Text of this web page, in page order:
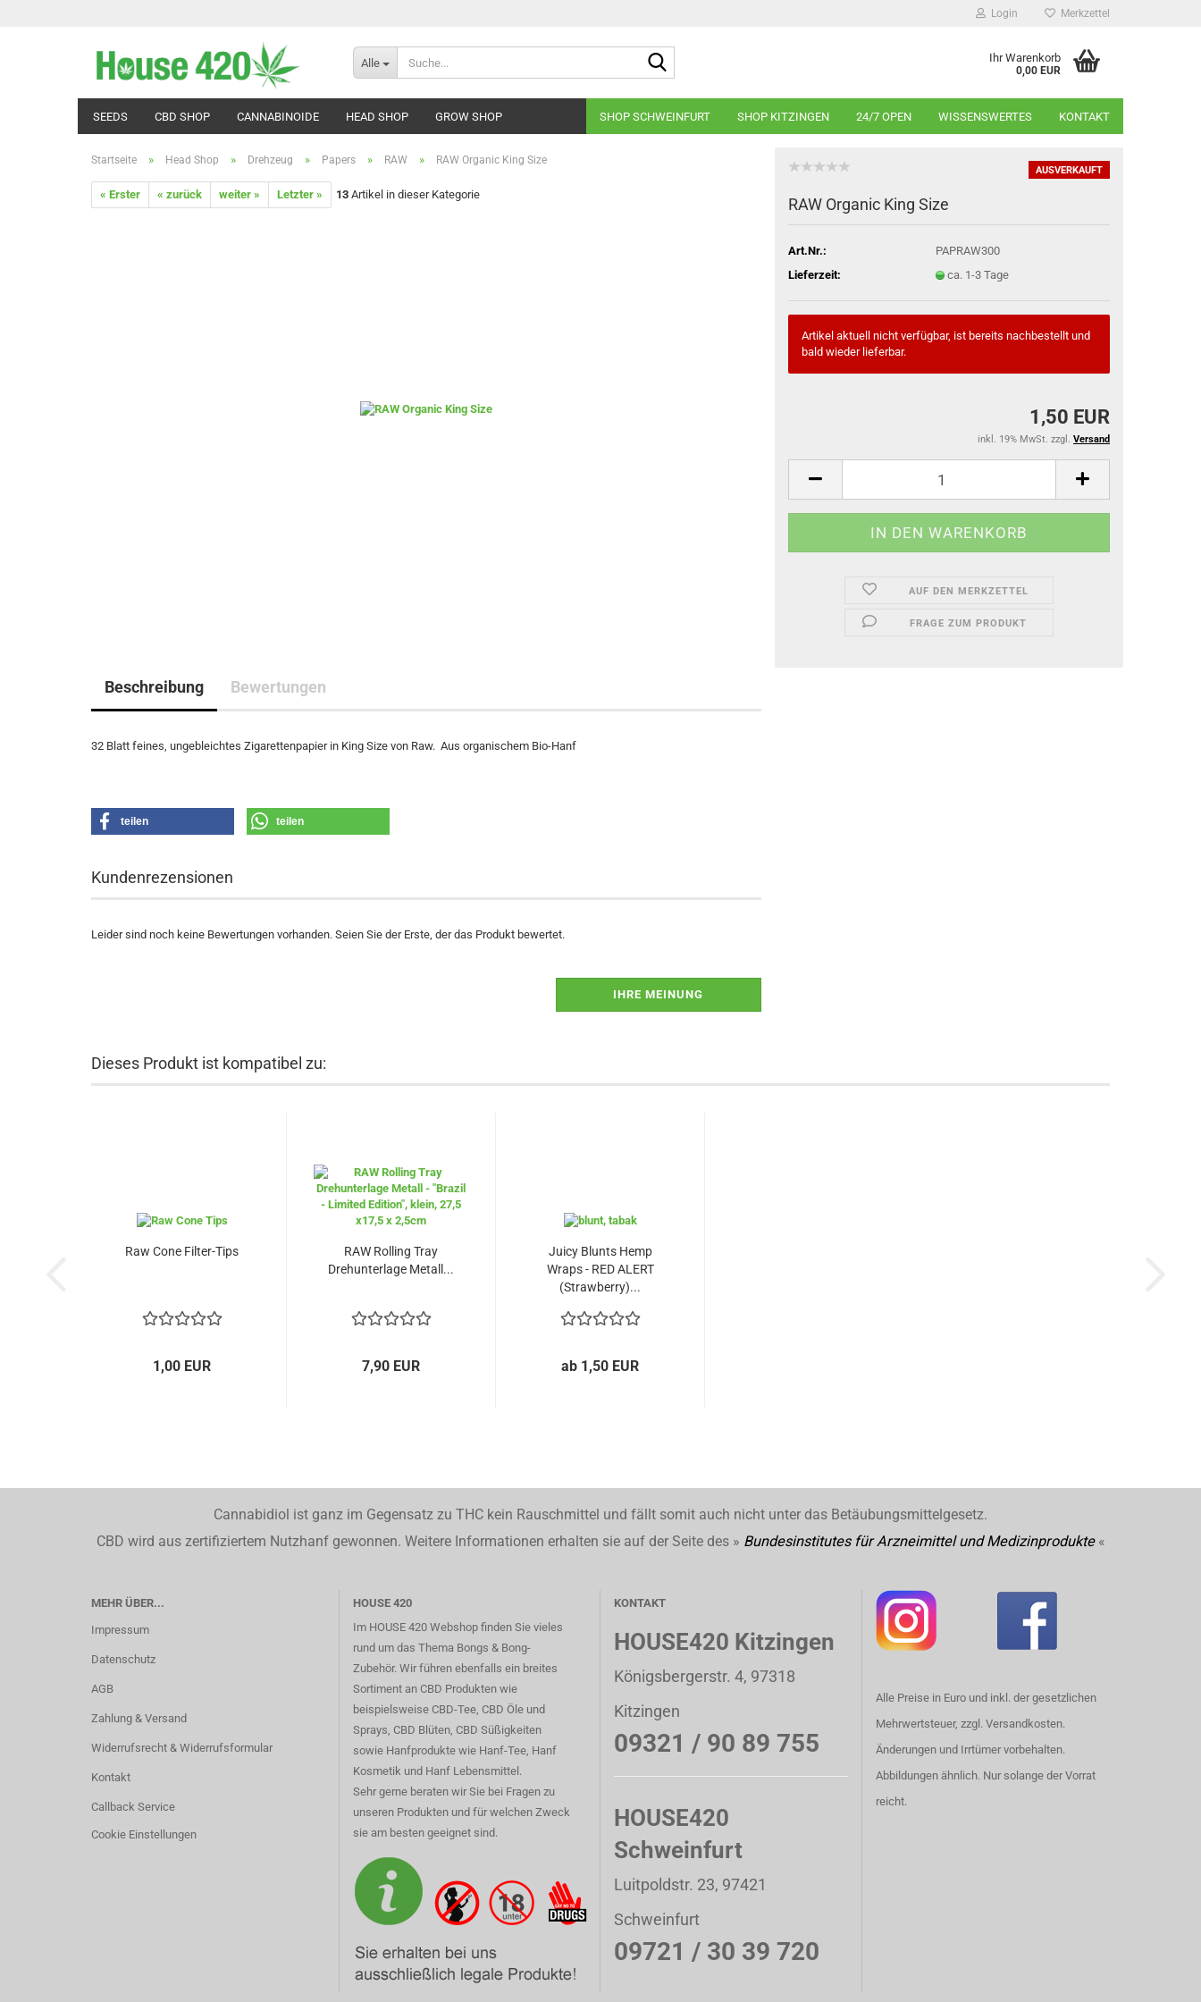
Login Merkzettel
Alle Ihr Warenkorb
0,00 EUR
SEEDS CBD SHOP CANNABINOIDE HEAD SHOP GROW SHOP SHOP SCHWEINFURT SHOP KITZINGEN 24/7 OPEN WISSENSWERTES KONTAKT
Startseite » Head Shop » Drehzeug » Papers » RAW » RAW Organic King Size
« Erster « zurück weiter » Letzter » 13 Artikel in dieser Kategorie
AUSVERKAUFT
RAW Organic King Size
Art.Nr.:
PAPRAW300
Lieferzeit:
ca. 1-3 Tage
Artikel aktuell nicht verfügbar, ist bereits nachbestellt und
bald wieder lieferbar.
1,50 EUR
inkl. 19% MwSt. zzgl. Versand
AUF DEN MERKZETTEL
FRAGE ZUM PRODUKT
Beschreibung Bewertungen
32 Blatt feines, ungebleichtes Zigarettenpapier in King Size von Raw. Aus organischem Bio-Hanf
teilen teilen
Kundenrezensionen
Leider sind noch keine Bewertungen vorhanden. Seien Sie der Erste, der das Produkt bewertet.
IHRE MEINUNG
Dieses Produkt ist kompatibel zu:
Raw Cone Filter-Tips
1,00 EUR
RAW Rolling Tray
Drehunterlage Metall...
7,90 EUR
Juicy Blunts Hemp
Wraps - RED ALERT
(Strawberry)...
ab 1,50 EUR
Cannabidiol ist ganz im Gegensatz zu THC kein Rauschmittel und fällt somit auch nicht unter das Betäubungsmittelgesetz.
CBD wird aus zertifiziertem Nutzhanf gewonnen. Weitere Informationen erhalten sie auf der Seite des » Bundesinstitutes für Arzneimittel und Medizinprodukte«
MEHR ÜBER...
Impressum
Datenschutz
AGB
Zahlung & Versand
Widerrufsrecht & Widerrufsformular
Kontakt
Callback Service
Cookie Einstellungen
HOUSE 420
Im HOUSE 420 Webshop finden Sie vieles
rund um das Thema Bongs & Bong-
Zubehör. Wir führen ebenfalls ein breites
Sortiment an CBD Produkten wie
beispielsweise CBD-Tee, CBD Öle und
Sprays, CBD Blüten, CBD Süßigkeiten
sowie Hanfprodukte wie Hanf-Tee, Hanf
Kosmetik und Hanf Lebensmittel.
Sehr gerne beraten wir Sie bei Fragen zu
unseren Produkten und für welchen Zweck
sie am besten geeignet sind.
KONTAKT
HOUSE420 Kitzingen
Königsbergerstr. 4, 97318
Kitzingen
09321 / 90 89 755
HOUSE420
Schweinfurt
Luitpoldstr. 23, 97421
Schweinfurt
09721 / 30 39 720
Alle Preise in Euro und inkl. der gesetzlichen
Mehrwertsteuer, zzgl. Versandkosten.
Änderungen und Irrtümer vorbehalten.
Abbildungen ähnlich. Nur solange der Vorrat
reicht.